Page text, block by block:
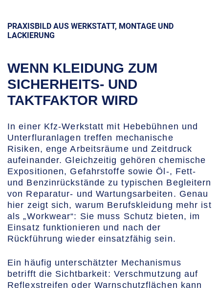
PRAXISBILD AUS WERKSTATT, MONTAGE UND
LACKIERUNG
WENN KLEIDUNG ZUM
SICHERHEITS- UND
TAKTFAKTOR WIRD
In einer Kfz-Werkstatt mit Hebebühnen und
Unterfluranlagen treffen mechanische
Risiken, enge Arbeitsräume und Zeitdruck
aufeinander. Gleichzeitig gehören chemische
Expositionen, Gefahrstoffe sowie Öl-, Fett-
und Benzinrückstände zu typischen Begleitern
von Reparatur- und Wartungsarbeiten. Genau
hier zeigt sich, warum Berufskleidung mehr ist
als „Workwear“: Sie muss Schutz bieten, im
Einsatz funktionieren und nach der
Rückführung wieder einsatzfähig sein.
Ein häufig unterschätzter Mechanismus
betrifft die Sichtbarkeit: Verschmutzung auf
Reflexstreifen oder Warnschutzflächen kann